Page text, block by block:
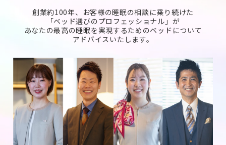
創業約100年、お客様の睡眠の相談に乗り続けた
「ベッド選びのプロフェッショナル」が
あなたの最高の睡眠を実現するためのベッドについて
アドバイスいたします。